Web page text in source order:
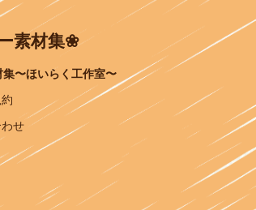
素材集❀
集〜ほいらく工作室〜
せ